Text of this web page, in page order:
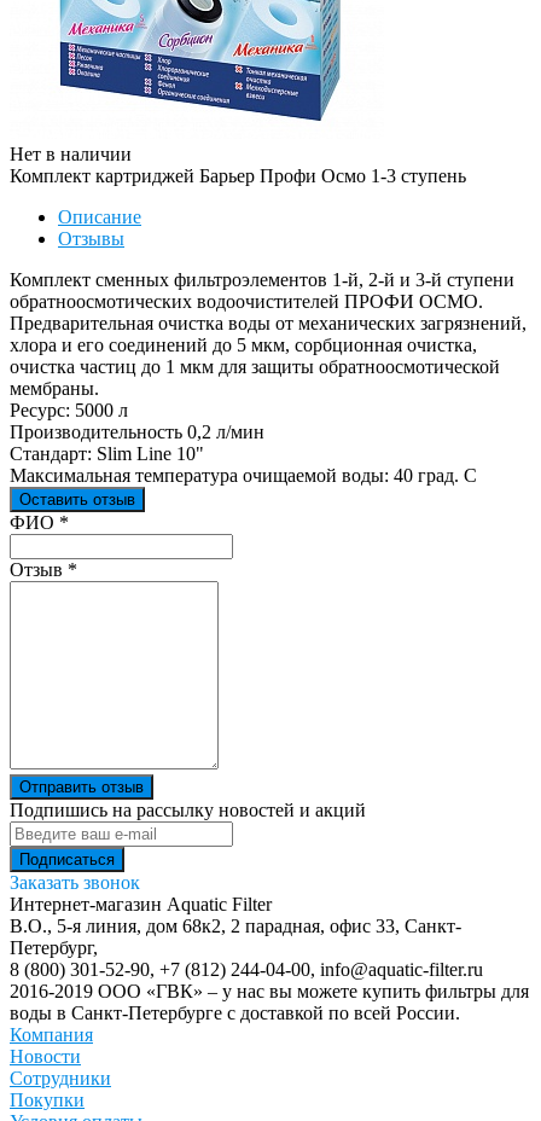
Нет в наличии
Комплект картриджей Барьер Профи Осмо 1-3 ступень
Описание
Отзывы
Комплект сменных фильтроэлементов 1-й, 2-й и 3-й ступени
обратноосмотических водоочистителей ПРОФИ ОСМО.
Предварительная очистка воды от механических загрязнений,
хлора и его соединений до 5 мкм, сорбционная очистка,
очистка частиц до 1 мкм для защиты обратноосмотической
мембраны.
Ресурс: 5000 л
Производительность 0,2 л/мин
Стандарт: Slim Line 10"
Максимальная температура очищаемой воды: 40 град. С
Оставить отзыв
Ваш отзыв был отправлен!
ФИО *
Отзыв *
Отправить отзыв
Подпишись на рассылку новостей и акций
Заказать звонок
Интернет-магазин Aquatic Filter
В.О., 5-я линия, дом 68к2, 2 парадная, офис 33, Санкт-
Петербург,
8 (800) 301-52-90, +7 (812) 244-04-00, info@aquatic-filter.ru
2016-2019 ООО «ГВК» – у нас вы можете купить фильтры для
воды в Санкт-Петербурге с доставкой по всей России.
Компания
Новости
Сотрудники
Покупки